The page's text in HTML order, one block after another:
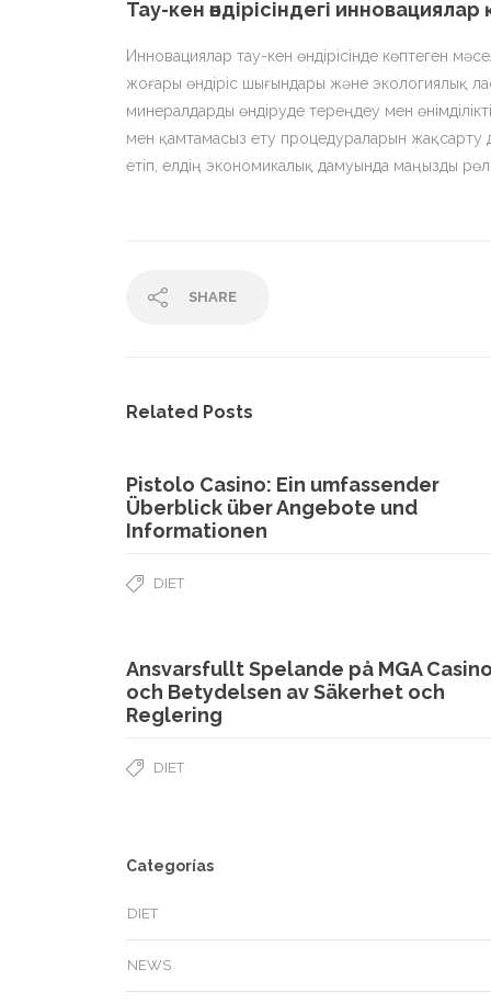
Тау-кен өндірісіндегі
Инновациялар тау-кен өндірісінде көптеген
жоғары өндіріс шығындары және экологиялық
минералдарды өндіруде тереңдеу мен
мен қамтамасыз ету процедураларын жақсарту
етіп, елдің экономикалық дамуында маңызды
SHARE
Related Posts
Pistolo Casino: Ein umfassender
Überblick über Angebote und
Informationen
DIET
Ansvarsfullt Spelande på MGA
och Betydelsen av Säkerhet och
Reglering
DIET
Categorías
DIET
NEWS